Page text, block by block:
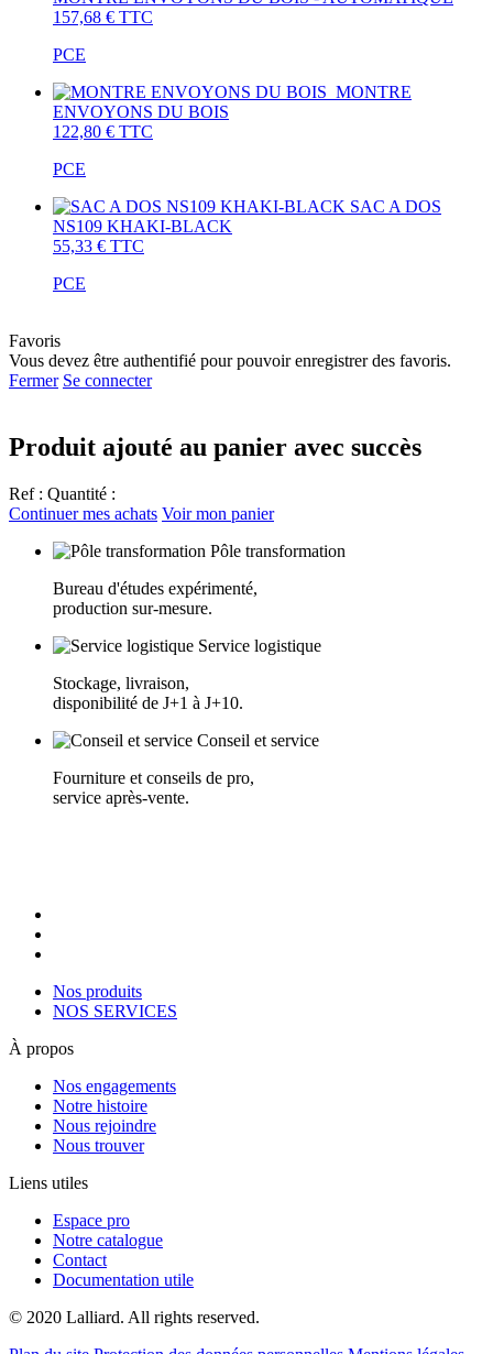
157,68 € TTC
PCE
MONTRE
ENVOYONS DU BOIS
122,80 € TTC
PCE
SAC A DOS
NS109 KHAKI-BLACK
55,33 € TTC
PCE
Favoris
Vous devez être authentifié pour pouvoir enregistrer des favoris.
Fermer Se connecter
Produit ajouté au panier avec succès
Ref : Quantité :
Continuer mes achats Voir mon panier
Pôle transformation
Bureau d'études expérimenté,
production sur-mesure.
Service logistique
Stockage, livraison,
disponibilité de J+1 à J+10.
Conseil et service
Fourniture et conseils de pro,
service après-vente.
Nos produits
NOS SERVICES
À propos
Nos engagements
Notre histoire
Nous rejoindre
Nous trouver
Liens utiles
Espace pro
Notre catalogue
Contact
Documentation utile
© 2020 Lalliard. All rights reserved.